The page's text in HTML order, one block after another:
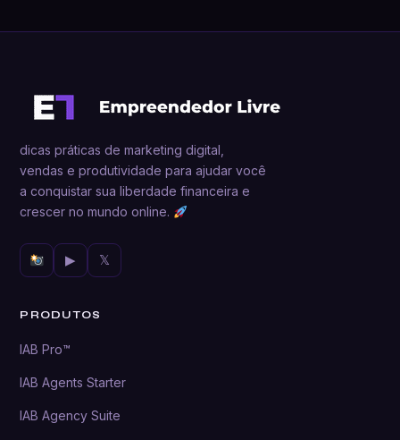
dicas práticas de marketing digital,
vendas e produtividade para ajudar você
a conquistar sua liberdade financeira e
crescer no mundo online.
▶ 𝕏
PRODUTOS
IAB Pro™
IAB Agents Starter
IAB Agency Suite